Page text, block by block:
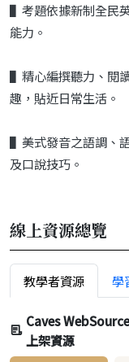
▌考題依據新制全民
能力。
▌精心編撰聽力、閱
趣，貼近日常生活。
▌美式發音之語調、
及口說技巧。
線上資源總覽
教學者資源 學
Caves
上架資源